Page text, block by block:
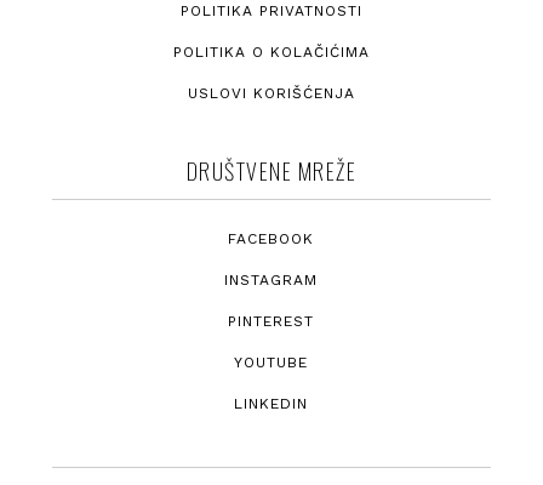
POLITIKA PRIVATNOSTI
POLITIKA O KOLAČIĆIMA
USLOVI KORIŠĆENJA
DRUŠTVENE MREŽE
FACEBOOK
INSTAGRAM
PINTEREST
YOUTUBE
LINKEDIN